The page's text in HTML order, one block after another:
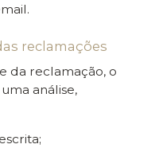
reclamações
da reclamação, o
análise,